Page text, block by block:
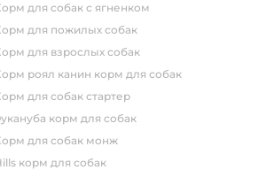
корм для собак с ягненком
корм для пожилых собак
корм для взрослых собак
корм роял канин корм для собак
корм для собак стартер
эукануба корм для собак
корм для собак монж
hills корм для собак